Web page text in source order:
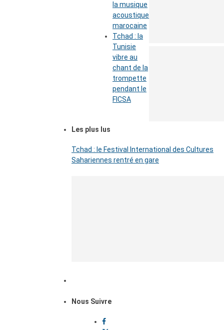
la musique
acoustique
marocaine
Tchad : la
Tunisie
vibre au
chant de la
trompette
pendant le
FICSA
Les plus lus
Tchad : le Festival International des Cultures
Sahariennes rentré en gare
Nous Suivre